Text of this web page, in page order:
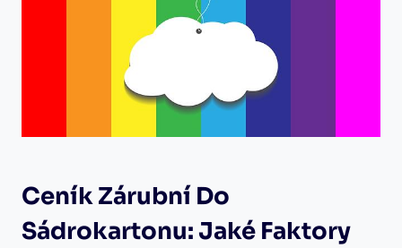
Ceník Zárubní Do
Sádrokartonu: Jaké Faktory